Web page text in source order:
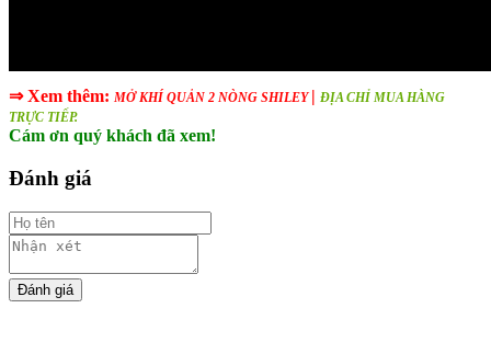
⇒ Xem thêm: MỞ KHÍ QUẢN 2 NÒNG SHILEY | ĐỊA CHỈ MUA HÀNG
TRỰC TIẾP.
Cám ơn quý khách đã xem!
Đánh giá